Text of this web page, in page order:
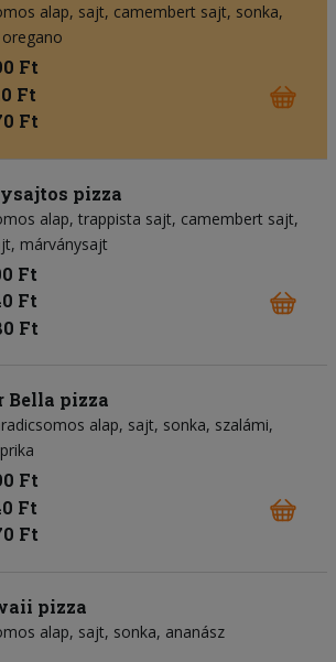
alap sajt camembert sajt sonka
oregano
Ft
Ft
Ft
pizza
alap trappista sajt camembert sajt
márványsajt
Ft
Ft
Ft
Bella pizza
alap sajt sonka szalámi
Ft
Ft
Ft
pizza
alap sajt sonka ananász